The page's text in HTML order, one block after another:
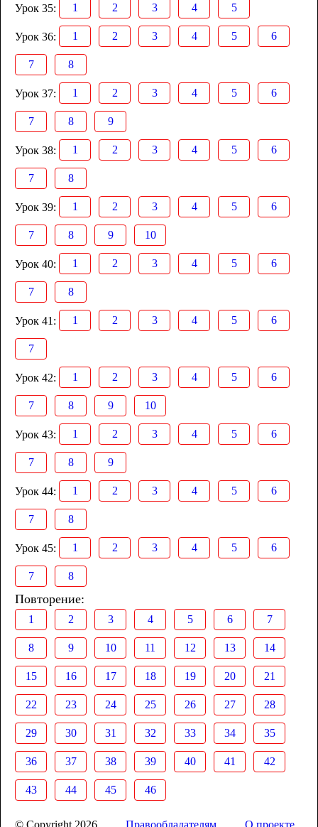
Урок 35: 1 2 3 4 5
Урок 36: 1 2 3 4 5 6
7 8
Урок 37: 1 2 3 4 5 6
7 8 9
Урок 38: 1 2 3 4 5 6
7 8
Урок 39: 1 2 3 4 5 6
7 8 9 10
Урок 40: 1 2 3 4 5 6
7 8
Урок 41: 1 2 3 4 5 6
7
Урок 42: 1 2 3 4 5 6
7 8 9 10
Урок 43: 1 2 3 4 5 6
7 8 9
Урок 44: 1 2 3 4 5 6
7 8
Урок 45: 1 2 3 4 5 6
7 8
Повторение:
1 2 3 4 5 6 7
8 9 10 11 12 13 14
15 16 17 18 19 20 21
22 23 24 25 26 27 28
29 30 31 32 33 34 35
36 37 38 39 40 41 42
43 44 45 46
© Copyright 2026 Правообладателям О проекте